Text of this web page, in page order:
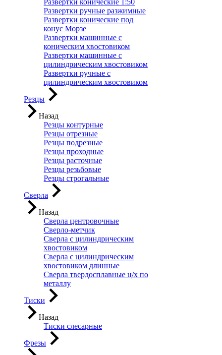
Развертки конические 1:50
Развертки ручные разжимные
Развертки конические под
конус Морзе
Развертки машинные с
коническим хвостовиком
Развертки машинные с
цилиндрическим хвостовиком
Развертки ручные с
цилиндрическим хвостовиком
Резцы
Назад
Резцы контурные
Резцы отрезные
Резцы подрезные
Резцы проходные
Резцы расточные
Резцы резьбовые
Резцы строгальные
Сверла
Назад
Сверла центровочные
Сверло-метчик
Сверла с цилиндрическим
хвостовиком
Сверла с цилиндрическим
хвостовиком длинные
Сверла твердосплавные ц/х по
металлу
Тиски
Назад
Тиски слесарные
Фрезы